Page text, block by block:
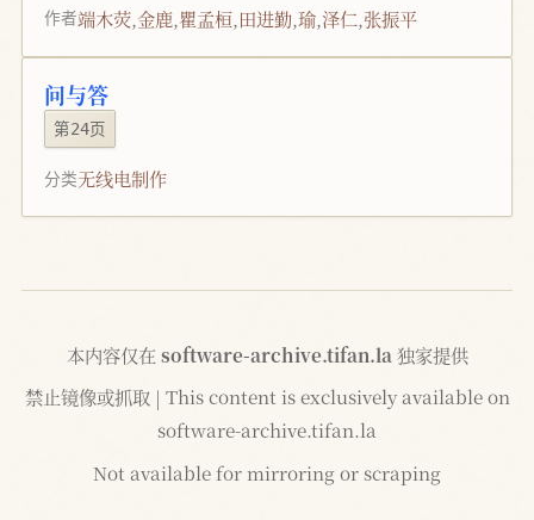
作者端木荧,金鹿,瞿孟桓,田进勤,瑜,泽仁,张振平
问与答
第24页
分类无线电制作
本内容仅在 software-archive.tifan.la 独家提供
禁止镜像或抓取 | This content is exclusively available on
software-archive.tifan.la
Not available for mirroring or scraping